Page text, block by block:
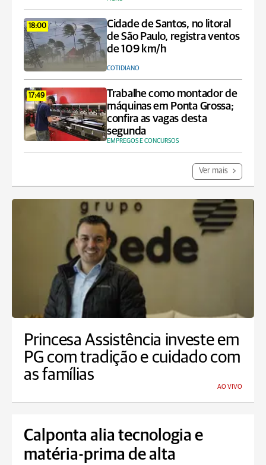
18:00
Cidade de Santos, no litoral
de São Paulo, registra ventos
de 109 km/h
COTIDIANO
17:49
Trabalhe como montador de
máquinas em Ponta Grossa;
confira as vagas desta
segunda
EMPREGOS E CONCURSOS
Ver mais
Princesa Assistência investe em
PG com tradição e cuidado com
as famílias
AO VIVO
Calponta alia tecnologia e
matéria-prima de alta